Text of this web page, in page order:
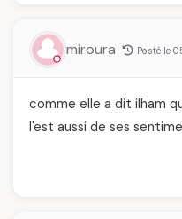
miroura Posté le
comme elle a dit ilham
l'est aussi de ses